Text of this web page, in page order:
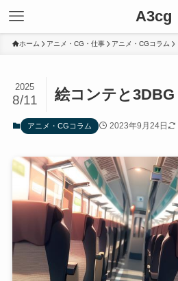
A3cg
ホーム アニメ・CG・仕事 アニメ・CGコラム
絵コンテと3DBG
2025
8/11
アニメ・CGコラム 2023年9月24日